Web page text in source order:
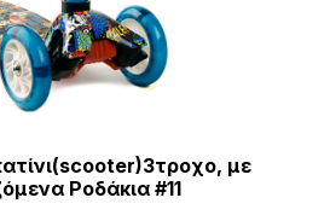
με
Ροδάκια #11